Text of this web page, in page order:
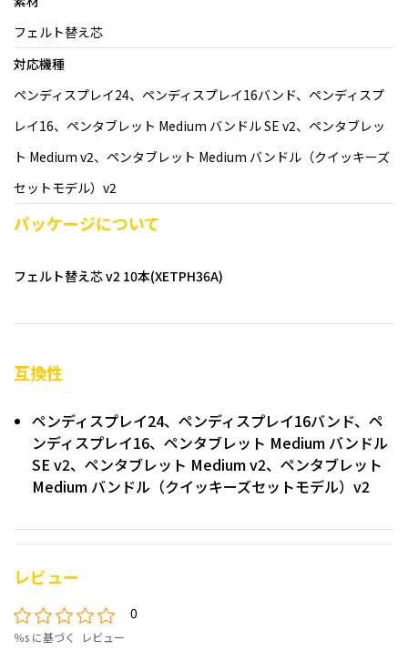
フェルト替え芯
対応機種
ペンディスプレイ24、ペンディスプレイ16バンド、ペンディスプ
レイ16、ペンタブレット Medium バンドル SE v2、ペンタブレッ
ト Medium v2、ペンタブレット Medium バンドル（クイッキーズ
セットモデル）v2
パッケージについて
フェルト替え芯 v2 10本(XETPH36A)
互換性
ペンディスプレイ24、 ペンディスプレイ16バンド、 ペ
ンディスプレイ16、ペンタブレット Medium バンドル
SE v2、ペンタブレット Medium v2、ペンタブレット
Medium バンドル（クイッキーズセットモデル）v2
レビュー
0
％s に基づく レビュー